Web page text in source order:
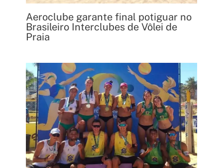
Aeroclube garante final potiguar no
Brasileiro Interclubes de Vôlei de
Praia